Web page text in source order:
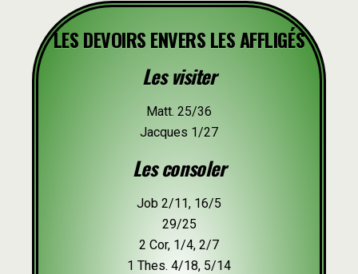
LES DEVOIRS ENVERS LES AFFLIGÉS
Les visiter
Matt. 25/36
Jacques 1/27
Les consoler
Job 2/11, 16/5
29/25
2 Cor, 1/4, 2/7
1 Thes. 4/18, 5/14